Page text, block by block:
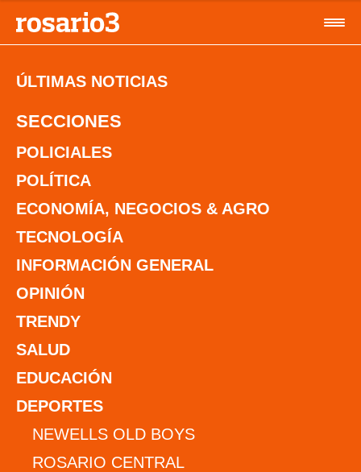
ÚLTIMAS NOTICIAS
SECCIONES
POLICIALES
POLÍTICA
ECONOMÍA, NEGOCIOS & AGRO
TECNOLOGÍA
INFORMACIÓN GENERAL
OPINIÓN
TRENDY
SALUD
EDUCACIÓN
DEPORTES
NEWELLS OLD BOYS
ROSARIO CENTRAL